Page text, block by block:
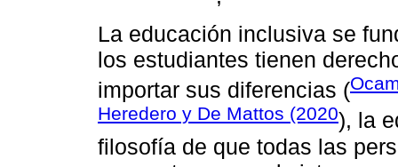
La educación inclusiva se
los estudiantes tienen
importar sus diferencias (
Heredero y De Mattos (2020), la
filosofía de que todas las